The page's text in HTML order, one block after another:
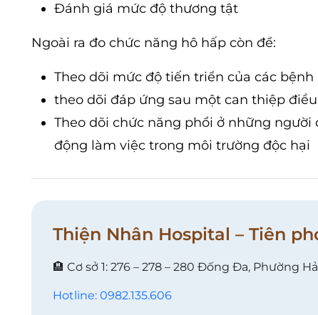
Đánh giá mức độ thương tật
Ngoài ra đo chức năng hô hấp còn để:
Theo dõi mức độ tiến triển của các
theo dõi đáp ứng sau một can thiệp
Theo dõi chức năng phổi ở những
động làm việc trong môi trường độc hại
Thiện Nhân Hospital – Tiên
🏨 Cơ sở 1: 276 – 278 – 280 Đống Đa, Phường
Hotline: 0982.135.606